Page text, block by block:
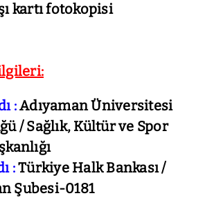
kartı fotokopisi
:Adıyaman Üniversitesi
/ Sağlık, Kültür ve Spor
:Türkiye Halk Bankası /
Şubesi-0181